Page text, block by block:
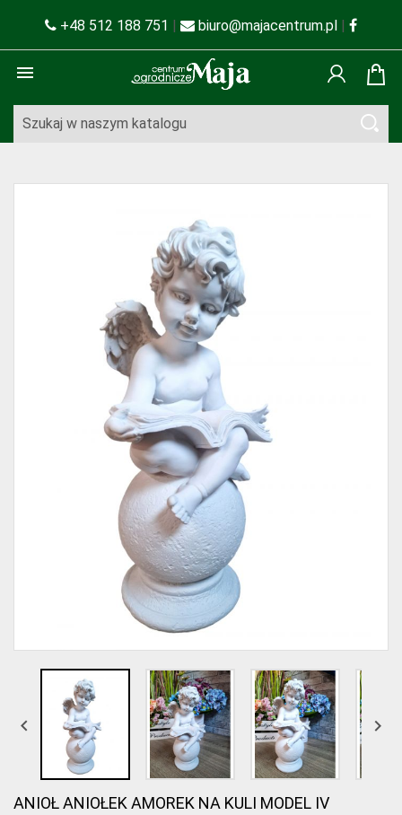
+48 512 188 751 | biuro@majacentrum.pl |

 
ANIOŁ ANIOŁEK AMOREK NA KULI MODEL IV